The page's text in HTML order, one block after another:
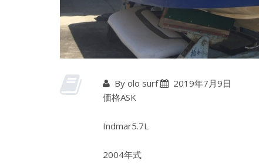
By olo surf
2019年7月9日
価格ASK
Indmar5.7L
2004年式